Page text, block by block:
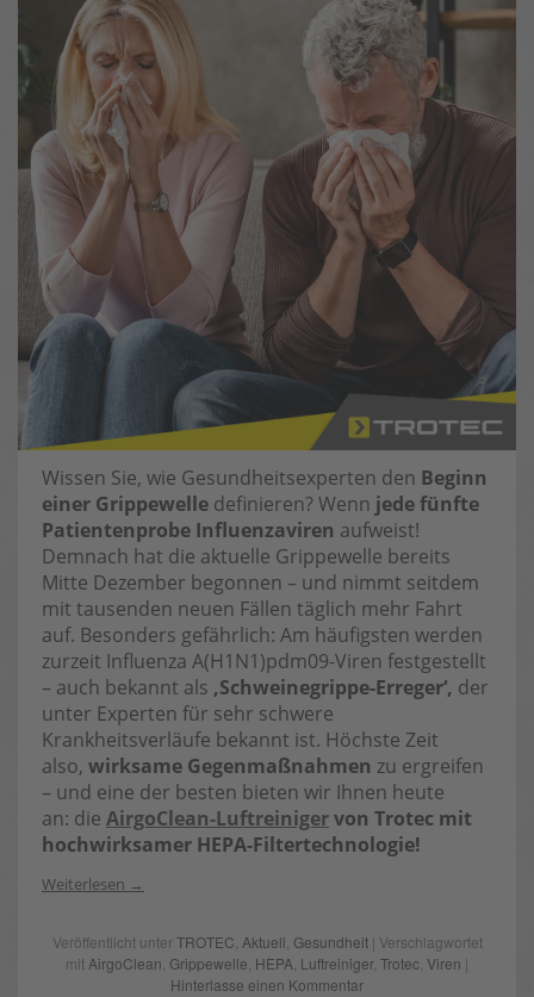
Wissen Sie, wie Gesundheitsexperten den Beginn
einer Grippewelle definieren? Wenn jede fünfte
Patientenprobe Influenzaviren aufweist!
Demnach hat die aktuelle Grippewelle bereits
Mitte Dezember begonnen – und nimmt seitdem
mit tausenden neuen Fällen täglich mehr Fahrt
auf. Besonders gefährlich: Am häufigsten werden
zurzeit Influenza A(H1N1)pdm09-Viren festgestellt
– auch bekannt als ‚Schweinegrippe-Erreger‘, der
unter Experten für sehr schwere
Krankheitsverläufe bekannt ist. Höchste Zeit
also, wirksame Gegenmaßnahmen zu ergreifen
– und eine der besten bieten wir Ihnen heute
an: die AirgoClean-Luftreinigervon Trotec mit
hochwirksamer HEPA-Filtertechnologie!
Weiterlesen
Veröffentlicht unterTROTEC Aktuell Gesundheit| Verschlagwortet
mit AirgoClean Grippewelle HEPA Luftreiniger, Trotec Viren |
Hinterlasse einen Kommentar